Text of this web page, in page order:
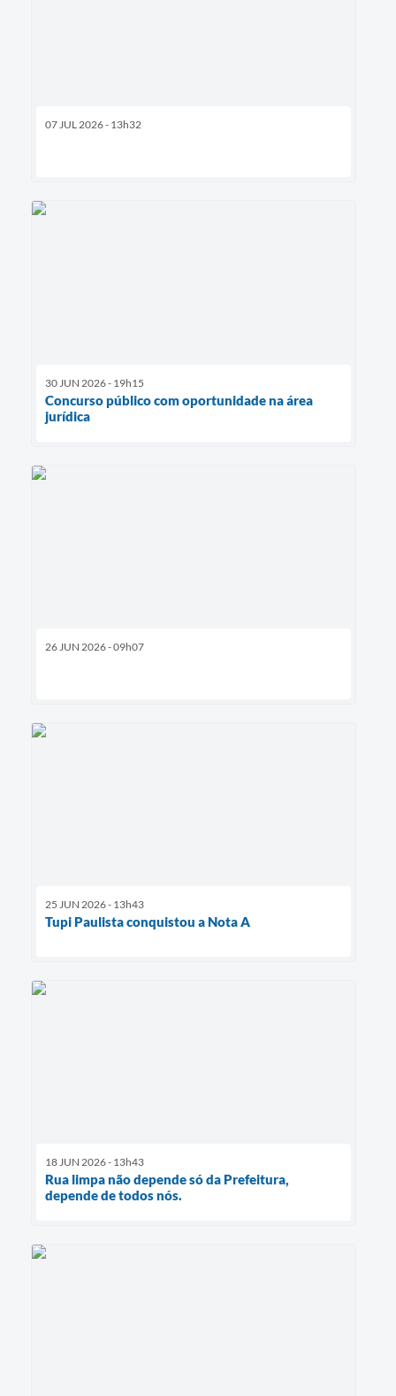
07 JUL 2026 - 13h32
30 JUN 2026 - 19h15
Concurso público com oportunidade na área
jurídica
26 JUN 2026 - 09h07
25 JUN 2026 - 13h43
Tupi Paulista conquistou a Nota A
18 JUN 2026 - 13h43
Rua limpa não depende só da Prefeitura,
depende de todos nós.